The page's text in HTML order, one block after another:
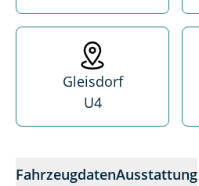
FahrzeugdatenAusstattung
Standort
Gleisdorf
U4